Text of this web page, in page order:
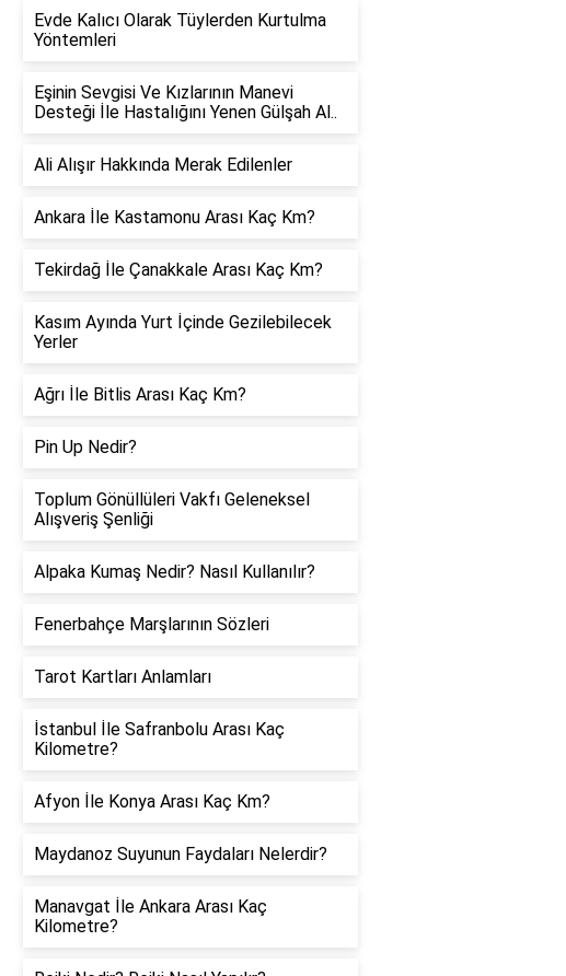
Evde Kalıcı Olarak Tüylerden Kurtulma
Yöntemleri
Eşinin Sevgisi Ve Kızlarının Manevi
Desteği İle Hastalığını Yenen Gülşah Al..
Ali Alışır Hakkında Merak Edilenler
Ankara İle Kastamonu Arası Kaç Km?
Tekirdağ İle Çanakkale Arası Kaç Km?
Kasım Ayında Yurt İçinde Gezilebilecek
Yerler
Ağrı İle Bitlis Arası Kaç Km?
Pin Up Nedir?
Toplum Gönüllüleri Vakfı Geleneksel
Alışveriş Şenliği
Alpaka Kumaş Nedir? Nasıl Kullanılır?
Fenerbahçe Marşlarının Sözleri
Tarot Kartları Anlamları
İstanbul İle Safranbolu Arası Kaç
Kilometre?
Afyon İle Konya Arası Kaç Km?
Maydanoz Suyunun Faydaları Nelerdir?
Manavgat İle Ankara Arası Kaç
Kilometre?